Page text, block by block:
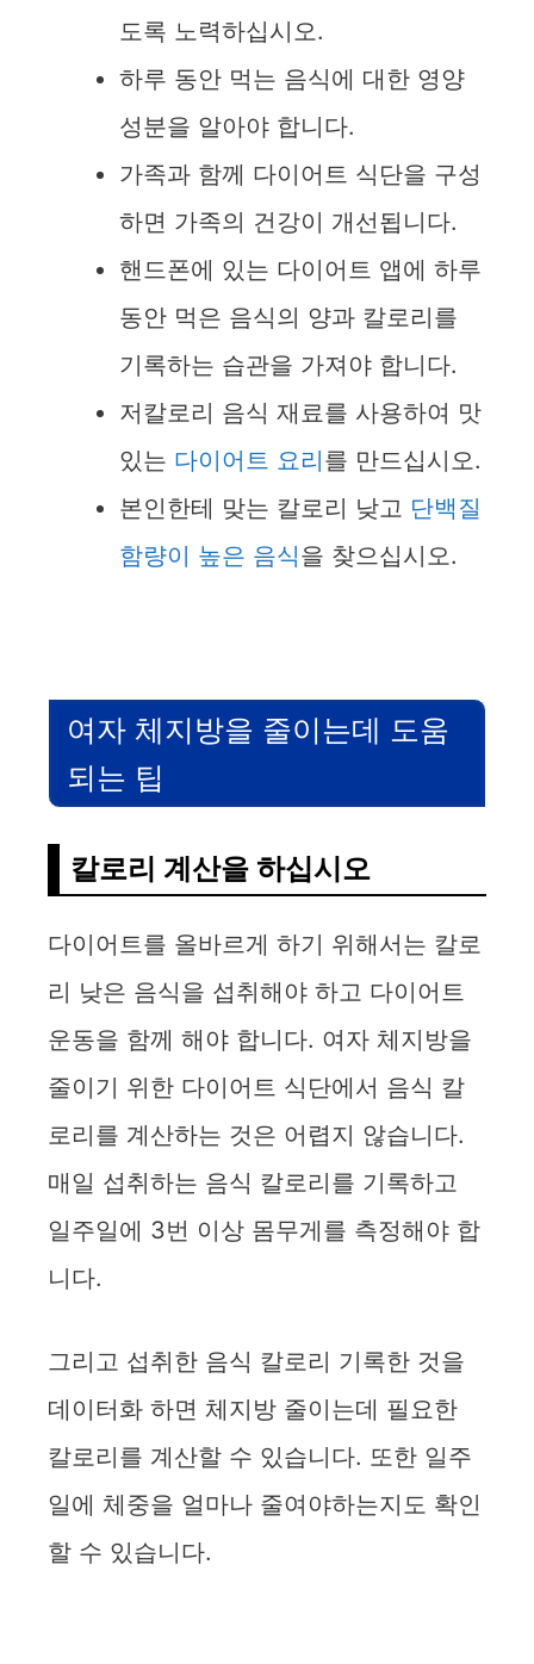
도록 노력하십시오.
하루 동안 먹는 음식에 대한 영양
성분을 알아야 합니다.
가족과 함께 다이어트 식단을 구성
하면 가족의 건강이 개선됩니다.
핸드폰에 있는 다이어트 앱에 하루
동안 먹은 음식의 양과 칼로리를
기록하는 습관을 가져야 합니다.
저칼로리 음식 재료를 사용하여 맛
있는 다이어트 요리를 만드십시오.
본인한테 맞는 칼로리 낮고 단백질
함량이 높은 음식을 찾으십시오.
여자 체지방을 줄이는데 도움
되는 팁
칼로리 계산을 하십시오
다이어트를 올바르게 하기 위해서는 칼로
리 낮은 음식을 섭취해야 하고 다이어트
운동을 함께 해야 합니다. 여자 체지방을
줄이기 위한 다이어트 식단에서 음식 칼
로리를 계산하는 것은 어렵지 않습니다.
매일 섭취하는 음식 칼로리를 기록하고
일주일에 3번 이상 몸무게를 측정해야 합
니다.
그리고 섭취한 음식 칼로리 기록한 것을
데이터화 하면 체지방 줄이는데 필요한
칼로리를 계산할 수 있습니다. 또한 일주
일에 체중을 얼마나 줄여야하는지도 확인
할 수 있습니다.